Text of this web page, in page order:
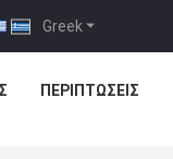
Greek
ΠΕΡΙΠΤΏΣΕΙΣ